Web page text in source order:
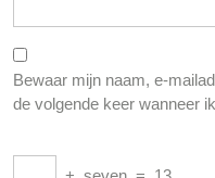
Bewaar mijn naam, e-
de volgende keer wanneer